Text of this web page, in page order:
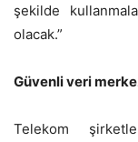
şekilde
olacak.”
Güvenli veri
Telekom